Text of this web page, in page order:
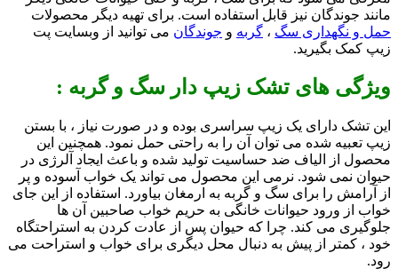
مانند جوندگان نیز قابل استفاده است. برای تهیه دیگر محصولات
حمل و نگهداری سگ ، گربه و جوندگان می توانید از وبسایت پت
زیپ کمک بگیرید.
ویژگی های تشک زیپ دار سگ و گربه :
این تشک دارای یک زیپ سراسری بوده و در صورت نیاز ، با بستن
زیپ تعبیه شده می توان آن را به راحتی حمل نمود. همچنین این
محصول از الیاف ضد حساسیت تولید شده و باعث ایجاد آلرژی در
حیوان نمی شود. نرمی این محصول می تواند یک خواب آسوده و پر
از آرامش را برای سگ و گربه به ارمغان بیاورد. استفاده از این جای
خواب از ورود حیوانات خانگی به حریم خواب صاحبین آن ها
جلوگیری می کند. چرا که حیوان پس از عادت کردن به استراحتگاه
خود ، کمتر از پیش به دنبال محل دیگری برای خواب و استراحت می
رود.